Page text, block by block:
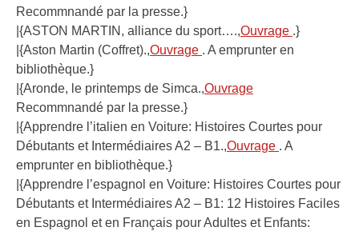
Recommnandé par la presse.}
|{ASTON MARTIN, alliance du sport….,Ouvrage .}
|{Aston Martin (Coffret).,Ouvrage . A emprunter en
bibliothèque.}
|{Aronde, le printemps de Simca.,Ouvrage
Recommnandé par la presse.}
|{Apprendre l’italien en Voiture: Histoires Courtes pour
Débutants et Intermédiaires A2 – B1.,Ouvrage . A
emprunter en bibliothèque.}
|{Apprendre l’espagnol en Voiture: Histoires Courtes pour
Débutants et Intermédiaires A2 – B1: 12 Histoires Faciles
en Espagnol et en Français pour Adultes et Enfants: